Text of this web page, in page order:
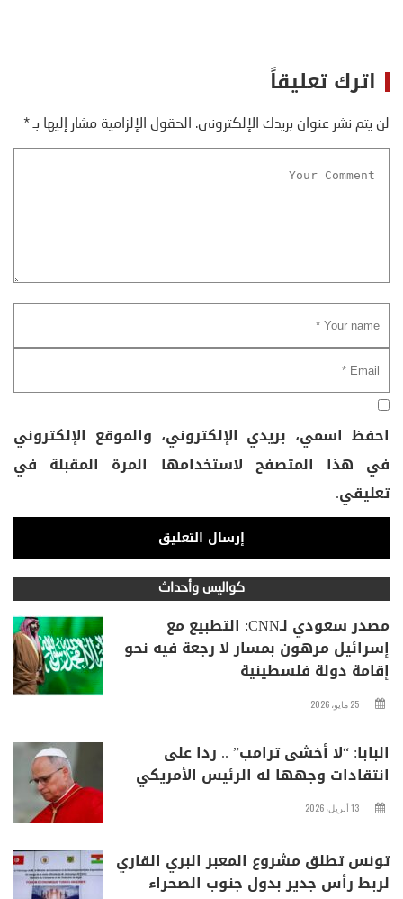
اترك تعليقاً
لن يتم نشر عنوان بريدك الإلكتروني. الحقول الإلزامية مشار إليها بـ*
احفظ اسمي، بريدي الإلكتروني، والموقع الإلكتروني
في هذا المتصفح لاستخدامها المرة المقبلة في
تعليقي.
كواليس وأحداث
مصدر سعودي لـCNN: التطبيع مع
إسرائيل مرهون بمسار لا رجعة فيه نحو
إقامة دولة فلسطينية
25 مايو، 2026
البابا: “لا أخشى ترامب” .. ردا على
انتقادات وجهها له الرئيس الأمريكي
13 أبريل، 2026
تونس تطلق مشروع المعبر البري القاري
لربط رأس جدير بدول جنوب الصحراء